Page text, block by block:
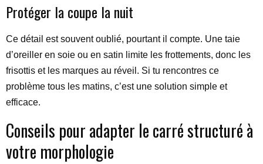
Protéger la coupe la nuit
Ce détail est souvent oublié, pourtant il compte. Une taie
d’oreiller en soie ou en satin limite les frottements, donc les
frisottis et les marques au réveil. Si tu rencontres ce
problème tous les matins, c’est une solution simple et
efficace.
Conseils pour adapter le carré structuré à
votre morphologie